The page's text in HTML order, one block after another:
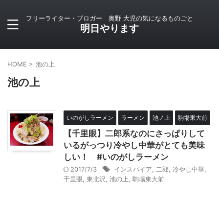
フリーライター・ブロガー 奥野 大児の気になるものごと
明日やります
HOME > 池の上
池の上
いのがしラーメン ラーメン 池ノ上 駒場東大前
【千里眼】二郎系なのにさっぱりして
いるがっつり冷やし中華がとても美味
しい！ #いのがしラーメン
2017/7/3 インスパイア 二郎 冷やし中華
千里眼 東北沢 池の上 駒場東大前